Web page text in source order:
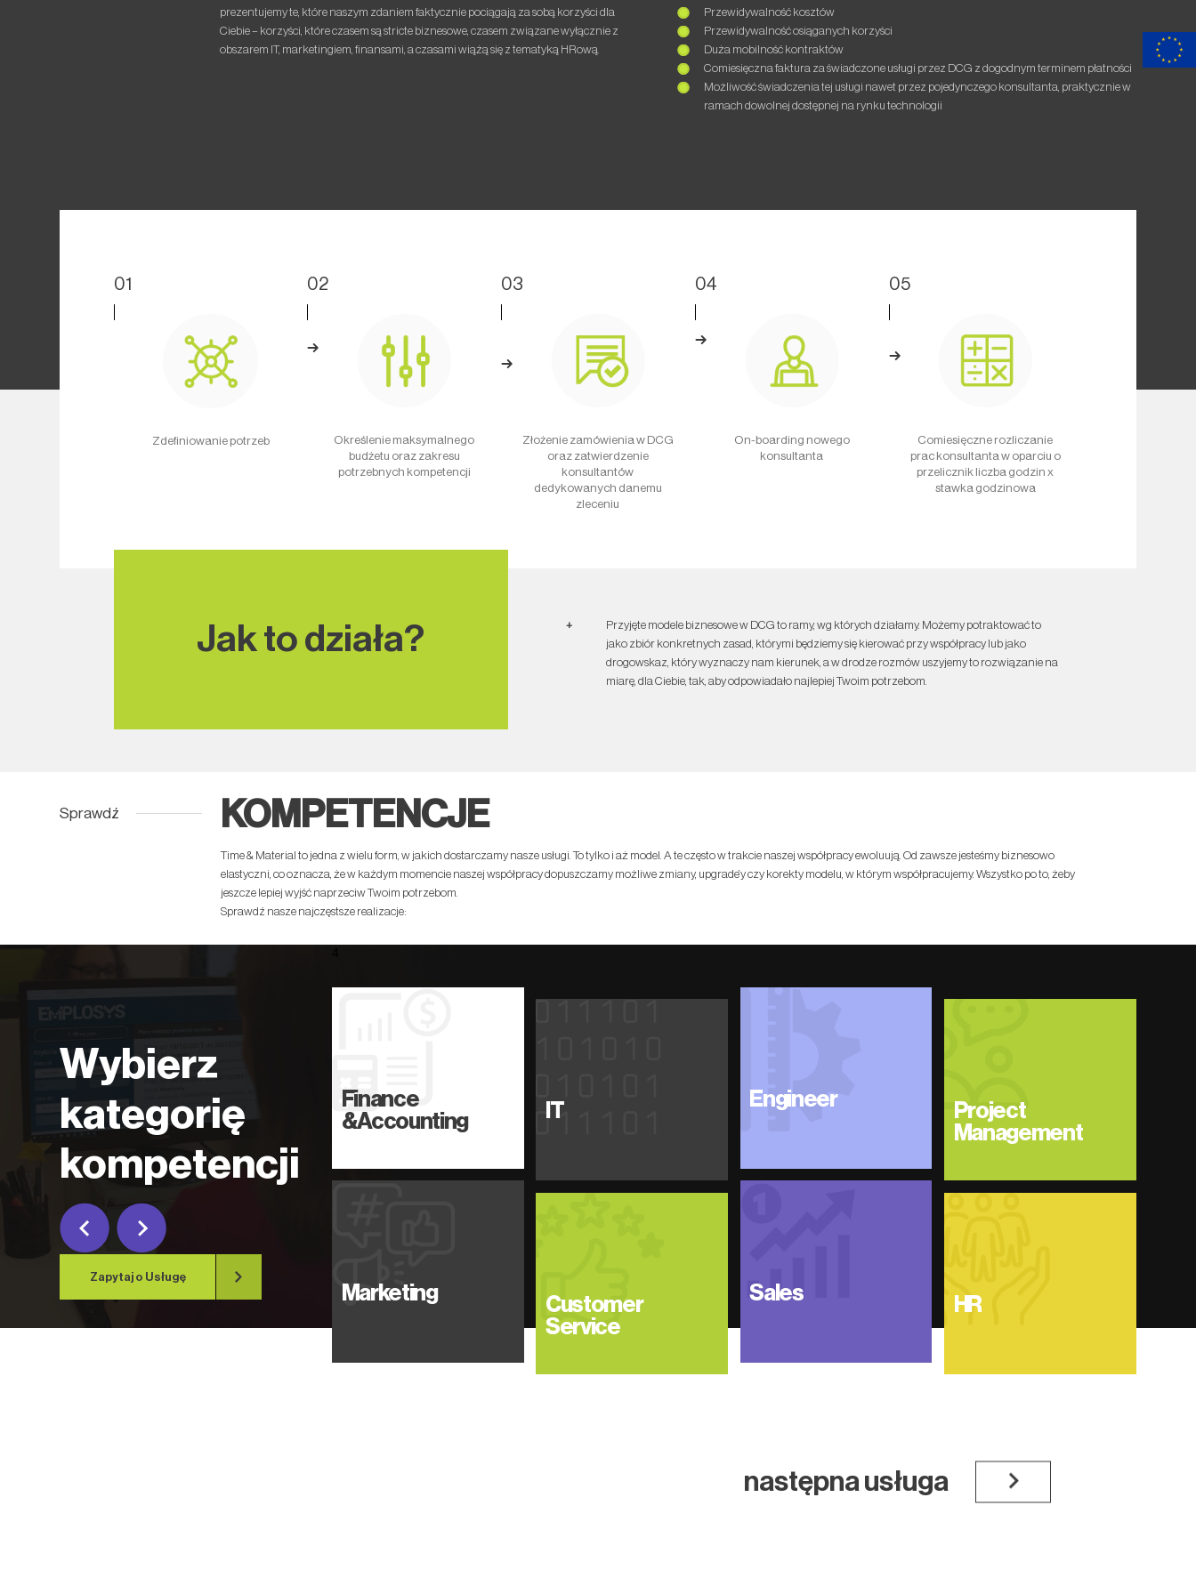
prezentujemy te, które naszym zdaniem faktycznie pociągają za sobą korzyści dla
Ciebie – korzyści, które czasem są stricte biznesowe, czasem związane wyłącznie z
obszarem IT, marketingiem, finansami, a czasami wiążą się z tematyką HRową.
Przewidywalność kosztów
Przewidywalność osiąganych korzyści
Duża mobilność kontraktów
Comiesięczna faktura za świadczone usługi przez DCG z dogodnym terminem płatności
Możliwość świadczenia tej usługi nawet przez pojedynczego konsultanta, praktycznie w
ramach dowolnej dostępnej na rynku technologii
01
Zdefiniowanie potrzeb
02
Określenie maksymalnego
budżetu oraz zakresu
potrzebnych kompetencji
03
Złożenie zamówienia w DCG
oraz zatwierdzenie
konsultantów
dedykowanych danemu
zleceniu
04
On-boarding nowego
konsultanta
05
Comiesięczne rozliczanie
prac konsultanta w oparciu o
przelicznik liczba godzin x
stawka godzinowa
Jak to działa? +
Przyjęte modele biznesowe w DCG to ramy, wg których działamy. Możemy potraktować to
jako zbiór konkretnych zasad, którymi będziemy się kierować przy współpracy lub jako
drogowskaz, który wyznaczy nam kierunek, a w drodze rozmów uszyjemy to rozwiązanie na
miarę, dla Ciebie, tak, aby odpowiadało najlepiej Twoim potrzebom.
Sprawdź KOMPETENCJE
Time & Material to jedna z wielu form, w jakich dostarczamy nasze usługi. To tylko i aż model. A te często w trakcie naszej współpracy ewoluują. Od zawsze jesteśmy biznesowo
elastyczni, co oznacza, że w każdym momencie naszej współpracy dopuszczamy możliwe zmiany, upgrade’y czy korekty modelu, w którym współpracujemy. Wszystko po to, żeby
jeszcze lepiej wyjść naprzeciw Twoim potrzebom.
Sprawdź nasze najczęstsze realizacje:
Wybierz
kategorię
kompetencji
Zapytaj o Usługę
Finance
&Accounting
IT
Engineer
Project
Management
Marketing
Customer
Service
Sales
HR
następna usługa